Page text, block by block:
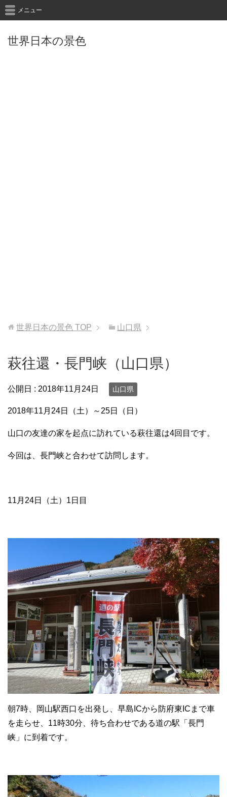
世界日本の景色
メニュー
世界日本の景色 TOP 山口県
萩往還・長門峡（山口県）
公開日 : 2018年11月24日 山口県
2018年11月24日（土）～25日（日）
山口の友達の家を起点に訪れている萩往還は4回目です。
今回は、長門峡と合わせて訪問します。
11月24日（土）1日目
朝7時、岡山駅西口を出発し、早島ICから防府東ICまで車
を走らせ、11時30分、待ち合わせである道の駅「長門
峡」に到着です。